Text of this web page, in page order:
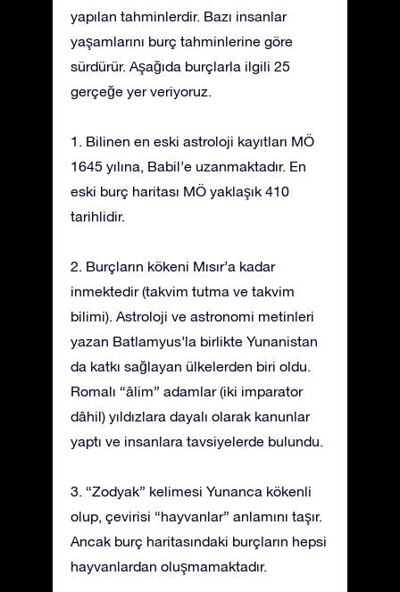
yapılan tahminlerdir. Bazı insanlar
yaşamlarını burç tahminlerine göre
sürdürür. Aşağıda burçlarla ilgili 25
gerçeğe yer veriyoruz.
1. Bilinen en eski astroloji kayıtları MÖ
1645 yılına, Babil’e uzanmaktadır. En
eski burç haritası MÖ yaklaşık 410
tarihlidir.
2. Burçların kökeni Mısır’a kadar
inmektedir (takvim tutma ve takvim
bilimi). Astroloji ve astronomi metinleri
yazan Batlamyus’la birlikte Yunanistan
da katkı sağlayan ülkelerden biri oldu.
Romalı “âlim” adamlar (iki imparator
dâhil) yıldızlara dayalı olarak kanunlar
yaptı ve insanlara tavsiyelerde bulundu.
3. “Zodyak” kelimesi Yunanca kökenli
olup, çevirisi “hayvanlar” anlamını taşır.
Ancak burç haritasındaki burçların hepsi
hayvanlardan oluşmamaktadır.